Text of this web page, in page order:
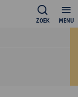
MENU
ZOEK